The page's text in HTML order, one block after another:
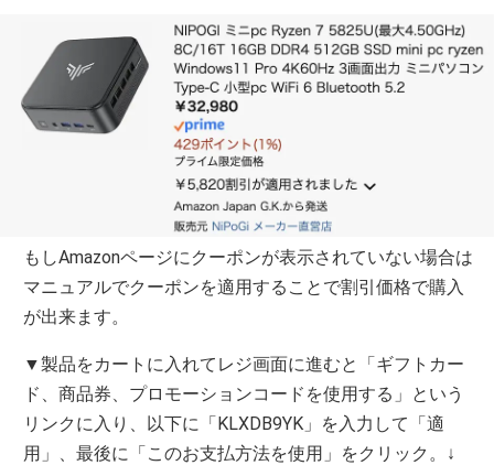
もしAmazonページにクーポンが表示されていない場合は
マニュアルでクーポンを適用することで割引価格で購入
が出来ます。
▼製品をカートに入れてレジ画面に進むと「ギフトカー
ド、商品券、プロモーションコードを使用する」という
リンクに入り、以下に「KLXDB9YK」を入力して「適
用」、最後に「このお支払方法を使用」をクリック。↓